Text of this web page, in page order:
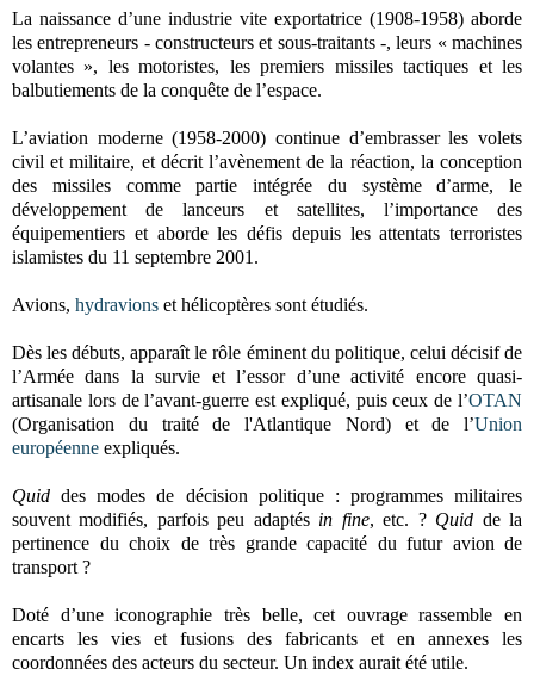
La naissance d’une industrie vite exportatrice (1908-1958) aborde
les entrepreneurs - constructeurs et sous-traitants -, leurs « machines
volantes », les motoristes, les premiers missiles tactiques et les
balbutiements de la conquête de l’espace.
L’aviation moderne (1958-2000) continue d’embrasser les volets
civil et militaire, et décrit l’avènement de la réaction, la conception
des missiles comme partie intégrée du système d’arme, le
développement de lanceurs et satellites, l’importance des
équipementiers et aborde les défis depuis les attentats terroristes
islamistes du 11 septembre 2001.
Avions, hydravions et hélicoptères sont étudiés.
Dès les débuts, apparaît le rôle éminent du politique, celui décisif de
l’Armée dans la survie et l’essor d’une activité encore quasi-
artisanale lors de l’avant-guerre est expliqué, puis ceux de l’OTAN
(Organisation du traité de l'Atlantique Nord) et de l’Union
européenne expliqués.
Quid des modes de décision politique : programmes militaires
souvent modifiés, parfois peu adaptés in fine, etc. ? Quid de la
pertinence du choix de très grande capacité du futur avion de
transport ?
Doté d’une iconographie très belle, cet ouvrage rassemble en
encarts les vies et fusions des fabricants et en annexes les
coordonnées des acteurs du secteur. Un index aurait été utile.